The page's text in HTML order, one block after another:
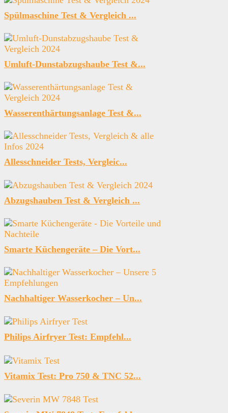
Spülmaschine Test & Vergleich ...
Umluft-Dunstabzugshaube Test &...
Wasserenthärtungsanlage Test &...
Allesschneider Tests, Vergleic...
Abzugshauben Test & Vergleich ...
Smarte Küchengeräte – Die Vort...
Nachhaltiger Wasserkocher – Un...
Philips Airfryer Test: Empfehl...
Vitamix Test: Pro 750 & TNC 52...